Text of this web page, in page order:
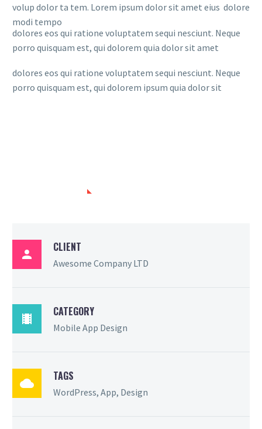
volup dolor ta tem. Lorem ipsum dolor sit amet eius dolore
modi tempo
dolores eos qui ratione voluptatem sequi nesciunt. Neque
porro quisquam est, qui dolorem quia dolor sit amet
dolores eos qui ratione voluptatem sequi nesciunt. Neque
porro quisquam est, qui dolorem ipsum quia dolor sit

CLIENT
Awesome Company LTD

CATEGORY
Mobile App Design

TAGS
WordPress, App, Design